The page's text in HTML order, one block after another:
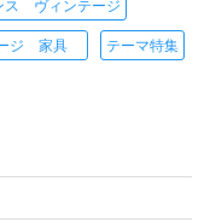
ス ヴィンテージ
ジ 家具 テーマ特集